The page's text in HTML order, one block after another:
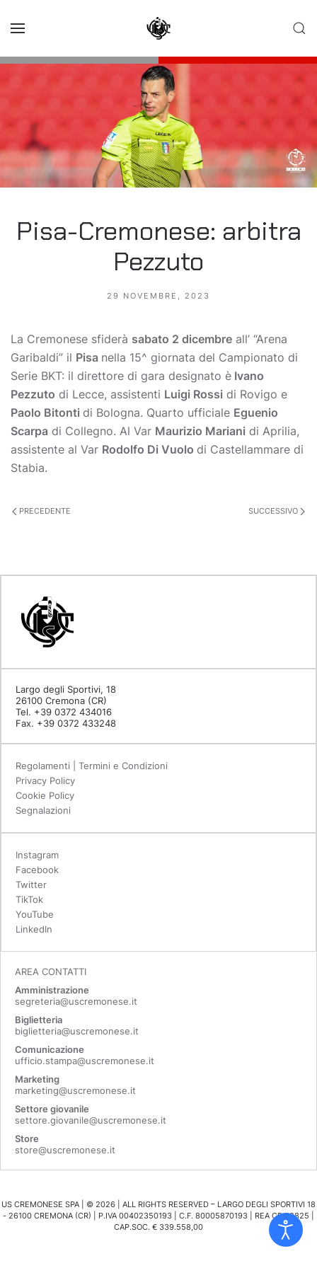
Pisa-Cremonese: arbitra
Pezzuto
29 NOVEMBRE, 2023
La Cremonese sfiderà sabato 2 dicembre all’ “Arena
Garibaldi” il Pisa nella 15^ giornata del Campionato di
Serie BKT: il direttore di gara designato è Ivano
Pezzuto di Lecce, assistenti Luigi Rossi di Rovigo e
Paolo Bitonti di Bologna. Quarto ufficiale Eguenio
Scarpa di Collegno. Al Var Maurizio Mariani di Aprilia,
assistente al Var Rodolfo Di Vuolo di Castellammare di
Stabia.
PRECEDENTE SUCCESSIVO
Largo degli Sportivi, 18
26100 Cremona (CR)
Tel. +39 0372 434016
Fax. +39 0372 433248
Regolamenti | Termini e Condizioni
Privacy Policy
Cookie Policy
Segnalazioni
Instagram
Facebook
Twitter
TikTok
YouTube
LinkedIn
AREA CONTATTI
Amministrazione
segreteria@uscremonese.it
Biglietteria
biglietteria@uscremonese.it
Comunicazione
ufficio.stampa@uscremonese.it
Marketing
marketing@uscremonese.it
Settore giovanile
settore.giovanile@uscremonese.it
Store
store@uscremonese.it
US CREMONESE SPA | © 2026 | ALL RIGHTS RESERVED – LARGO DEGLI SPORTIVI 18
- 26100 CREMONA (CR) | P.IVA 00402350193 | C.F. 80005870193 | REA CR 98825 |
CAP.SOC. € 339.558,00